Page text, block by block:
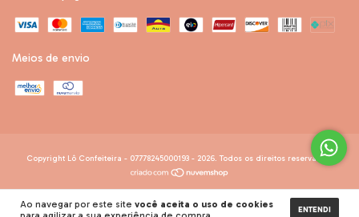
Ao navegar por este site você aceita o uso de cookies
ENTENDI
Meios de envio
Copyright Lô Confeiteira - 07778245000193 - 2026. Todos os direitos reservados.